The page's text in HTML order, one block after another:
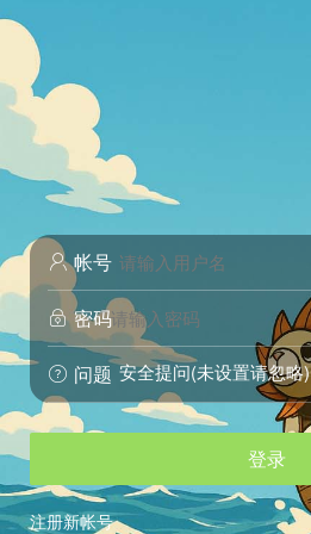
 帐号
 密码
 问题 安全提问(未设置请忽略)
登录
注册新帐号